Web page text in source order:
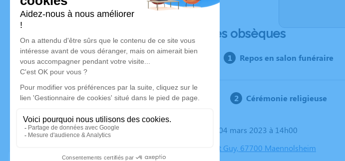
Déroulé des obsèques
Repos en salon funéraire
Cérémonie religieuse
Le samedi 04 mars 2023 à 14h00
Église Saint Guy, 67700 Maennolsheim